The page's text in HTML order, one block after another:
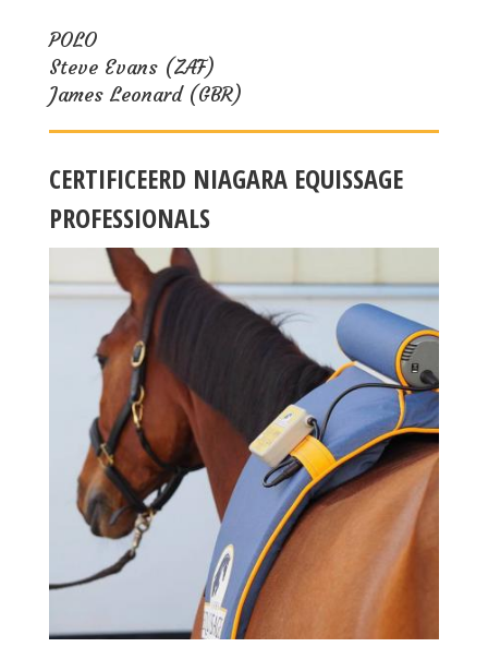
POLO
Steve Evans (ZAF)
James Leonard (GBR)
CERTIFICEERD NIAGARA EQUISSAGE
PROFESSIONALS